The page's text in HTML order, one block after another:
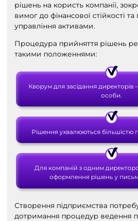
рішень на користь компанії,
вимог до фінансової стійкості
управління активами.
Процедура прийняття рішень
такими положеннями:
Кворум для засідання
особи.
Рішення ухвалюються більшістю
Для компаній з одним
оформлення рішень у
Створення підприємства
дотримання процедур ведення